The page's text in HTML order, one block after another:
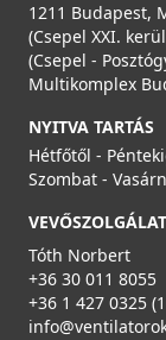
1211 Budapest,
(Csepel XXI.
(Csepel -
Multikomplex
NYITVA TARTÁS
Hétfőtől -
Szombat -
VEVŐSZOLGÁLAT
Tóth Norbert
+36 30 011 8055
+36 1 427 0325